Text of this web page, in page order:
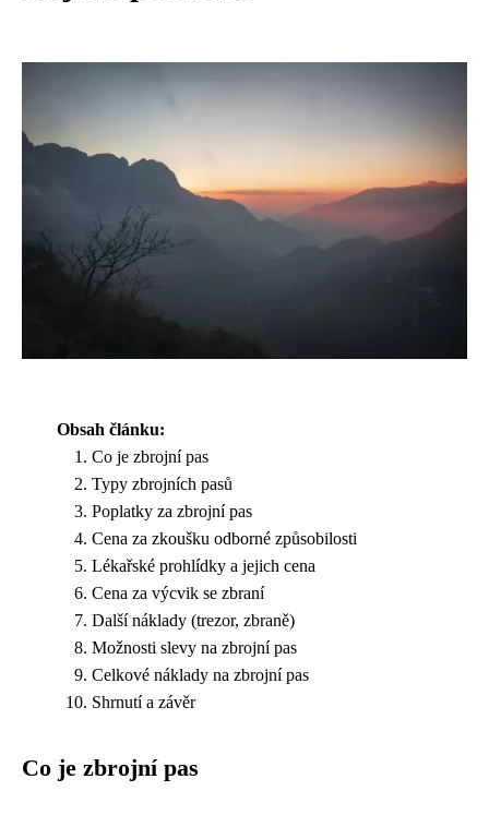
Obsah článku:
Co je zbrojní pas
Typy zbrojních pasů
Poplatky za zbrojní pas
Cena za zkoušku odborné způsobilosti
Lékařské prohlídky a jejich cena
Cena za výcvik se zbraní
Další náklady (trezor, zbraně)
Možnosti slevy na zbrojní pas
Celkové náklady na zbrojní pas
Shrnutí a závěr
Co je zbrojní pas